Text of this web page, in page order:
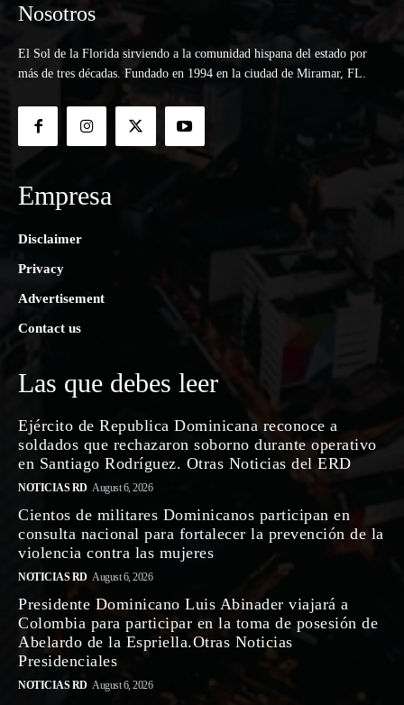
Nosotros
El Sol de la Florida sirviendo a la comunidad hispana del estado por
más de tres décadas. Fundado en 1994 en la ciudad de Miramar, FL.
Empresa
Disclaimer
Privacy
Advertisement
Contact us
Las que debes leer
Ejército de Republica Dominicana reconoce a
soldados que rechazaron soborno durante operativo
en Santiago Rodríguez. Otras Noticias del ERD
NOTICIAS RD August 6, 2026
Cientos de militares Dominicanos participan en
consulta nacional para fortalecer la prevención de la
violencia contra las mujeres
NOTICIAS RD August 6, 2026
Presidente Dominicano Luis Abinader viajará a
Colombia para participar en la toma de posesión de
Abelardo de la Espriella.Otras Noticias
Presidenciales
NOTICIAS RD August 6, 2026